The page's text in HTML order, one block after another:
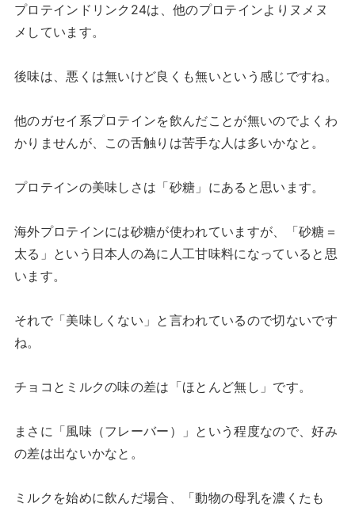
プロテインドリンク24は、他のプロテインよりヌメヌ
メしています。
後味は、悪くは無いけど良くも無いという感じですね。
他のガセイ系プロテインを飲んだことが無いのでよくわ
かりませんが、この舌触りは苦手な人は多いかなと。
プロテインの美味しさは「砂糖」にあると思います。
海外プロテインには砂糖が使われていますが、「砂糖＝
太る」という日本人の為に人工甘味料になっていると思
います。
それで「美味しくない」と言われているので切ないです
ね。
チョコとミルクの味の差は「ほとんど無し」です。
まさに「風味（フレーバー）」という程度なので、好み
の差は出ないかなと。
ミルクを始めに飲んだ場合、「動物の母乳を濃くたも